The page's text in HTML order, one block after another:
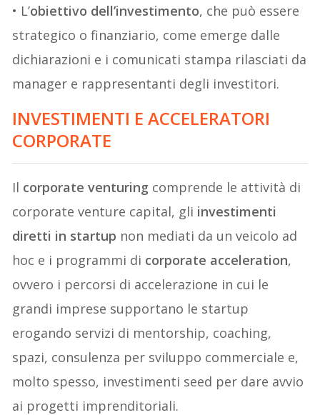
• L’obiettivo dell’investimento, che può essere
strategico o finanziario, come emerge dalle
dichiarazioni e i comunicati stampa rilasciati da
manager e rappresentanti degli investitori.
INVESTIMENTI E ACCELERATORI
CORPORATE
Il corporate venturing comprende le attività di
corporate venture capital, gli investimenti
diretti in startup non mediati da un veicolo ad
hoc e i programmi di corporate acceleration,
ovvero i percorsi di accelerazione in cui le
grandi imprese supportano le startup
erogando servizi di mentorship, coaching,
spazi, consulenza per sviluppo commerciale e,
molto spesso, investimenti seed per dare avvio
ai progetti imprenditoriali.